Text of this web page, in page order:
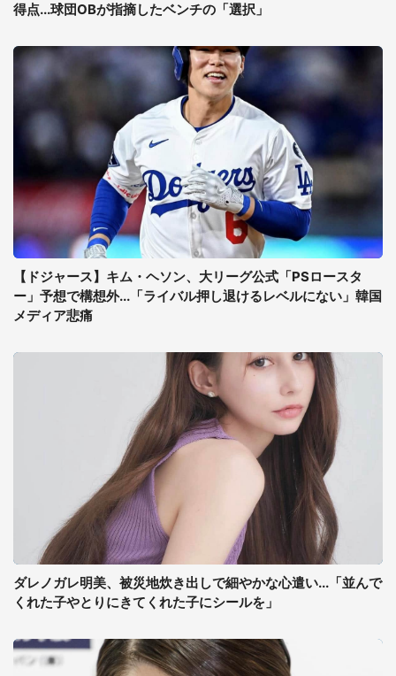
得点...球団OBが指摘したベンチの「選択」
【ドジャース】キム・ヘソン、大リーグ公式「PSロースタ
ー」予想で構想外...「ライバル押し退けるレベルにない」韓国
メディア悲痛
ダレノガレ明美、被災地炊き出しで細やかな心遣い...「並んで
くれた子やとりにきてくれた子にシールを」